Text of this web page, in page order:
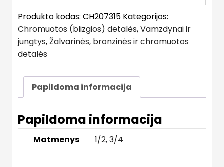
Produkto kodas: CH207315 Kategorijos:
Chromuotos (blizgios) detalės,Vamzdynai ir
jungtys,Žalvarinės, bronzinės ir chromuotos
detalės
Papildoma informacija
Papildoma informacija
Matmenys 1/2,3/4